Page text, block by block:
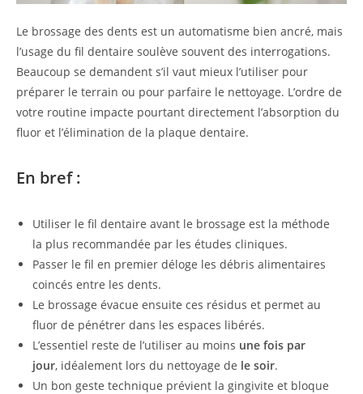
Le brossage des dents est un automatisme bien ancré, mais
l’usage du fil dentaire soulève souvent des interrogations.
Beaucoup se demandent s’il vaut mieux l’utiliser pour
préparer le terrain ou pour parfaire le nettoyage. L’ordre de
votre routine impacte pourtant directement l’absorption du
fluor et l’élimination de la plaque dentaire.
En bref :
Utiliser le fil dentaire avant le brossage est la méthode
la plus recommandée par les études cliniques.
Passer le fil en premier déloge les débris alimentaires
coincés entre les dents.
Le brossage évacue ensuite ces résidus et permet au
fluor de pénétrer dans les espaces libérés.
L’essentiel reste de l’utiliser au moins une fois par
jour, idéalement lors du nettoyage de le soir.
Un bon geste technique prévient la gingivite et bloque